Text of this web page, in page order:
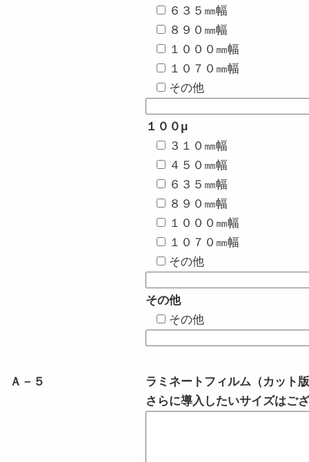
６３５㎜幅
８９０㎜幅
１０００㎜幅
１０７０㎜幅
その他
１００μ
３１０㎜幅
４５０㎜幅
６３５㎜幅
８９０㎜幅
１０００㎜幅
１０７０㎜幅
その他
その他
その他
Ａ－５
ラミネートフィルム（カット
さらに導入したいサイズはご